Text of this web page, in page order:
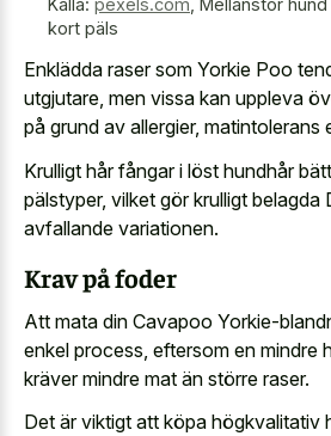
Källa: pexels.com
Mellanstor
kort päls
Enklädda raser som Yorkie Poo
utgjutare, men vissa kan uppleva
på grund av allergier, matintolerans
Krulligt hår fångar i löst hundhår
pälstyper, vilket gör krulligt belagda
avfallande variationen.
Krav på foder
Att mata din Cavapoo Yorkie-
enkel process, eftersom en mindre
kräver mindre mat än större raser.
Det är viktigt att köpa högkvalitativ